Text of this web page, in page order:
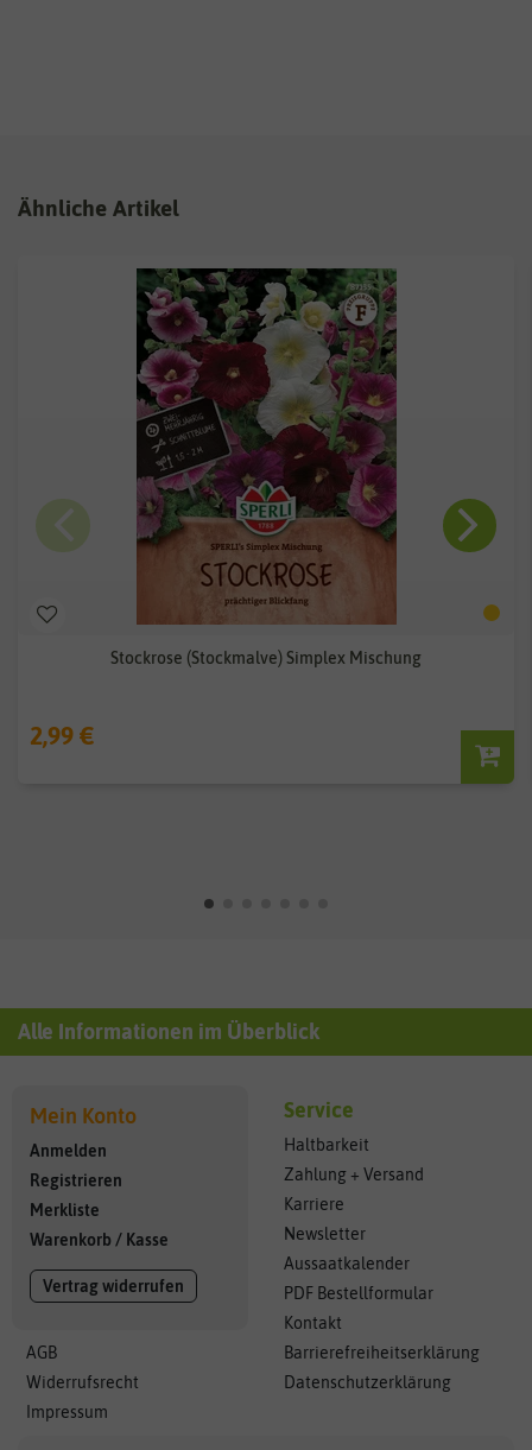
Ähnliche Artikel
Stockrose (Stockmalve) Simplex Mischung
2,99 €
Alle Informationen im Überblick
Mein Konto
Anmelden
Registrieren
Merkliste
Warenkorb / Kasse
Vertrag widerrufen
AGB
Widerrufsrecht
Impressum
Service
Haltbarkeit
Zahlung + Versand
Karriere
Newsletter
Aussaatkalender
PDF Bestellformular
Kontakt
Barrierefreiheitserklärung
Datenschutzerklärung